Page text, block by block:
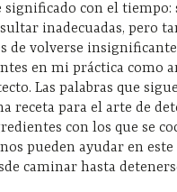
significado con el tiempo:
inadecuadas, pero
de volverse
en mi práctica como
Las palabras que
receta para el arte de
con los que se
pueden ayudar en este
caminar hasta